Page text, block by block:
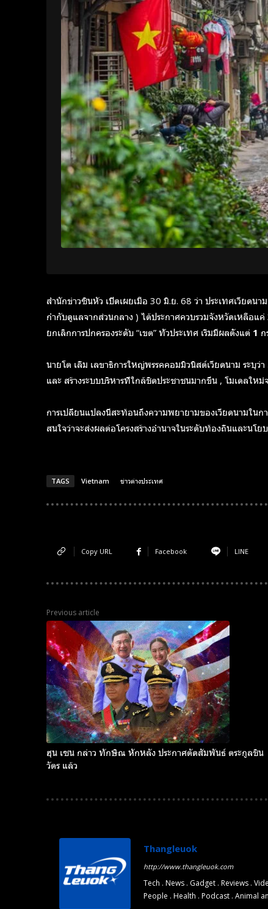
Subscribe now
premium
content
Free
15 Day
Subscribe now
premium
content
Free
15 Day
สำนักข่าวซินหัว เปิดเผยเมือ 30 มิ.ย. 68 ว่า ประเทศเวียด
กำกับดูแลจากส่วนกลาง ) ได้ประกาศควบรวมจังหวัดเหลือแ
ยกเลิกการปกครองระดับ “เขต” ทั่วประเทศ เริ่มมีผลตั้งแต่ 1
นายโต เลิ่ม เลขาธิการใหญ่พรรคคอมมิวนิสต์เวียดนาม ระบุว่
และ สร้างระบบบริหารที่ใกล้ชิดประชาชนมากขึ้น , โมเดลใ
การเปลี่ยนแปลงนี้สะท้อนถึงความพยายามของเวียดนามใน
สนใจว่าจะส่งผลต่อโครงสร้างอำนาจในระดับท้องถิ่นและนโ
TAGS Vietnam ข่าวต่างประเทศ
Copy URL Facebook LINE
Previous article
ฮุน เซน กล่าว ทักษิณ หักหลัง ประกาศตัดสัมพันธ์ ตระกูลชิน
วัตร แล้ว
Thangleuok
http://www.thangleuok.com
Tech . News . Gadget . Reviews .
People . Health . Podcast . Animal